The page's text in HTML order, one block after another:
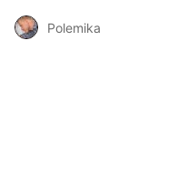
Polemika